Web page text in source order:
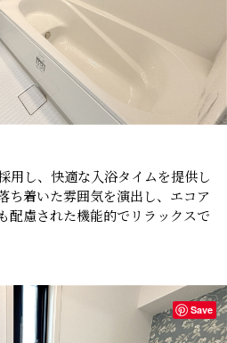
用し、快適な入浴タイムを提供し
ち着いた雰囲気を演出し、エコア
配慮された機能的でリラックスで
Save